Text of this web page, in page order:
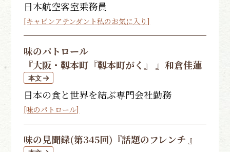
日本航空客室乗務員
[キャビンアテンダント私のお気に入り]
味のパトロール
『大阪・靱本町『靱本町がく』 』和倉佳蓮
日本の食と世界を結ぶ専門会社勤務
[味のパトロール]
味の見聞録(第345回) 『話題のフレンチ 』